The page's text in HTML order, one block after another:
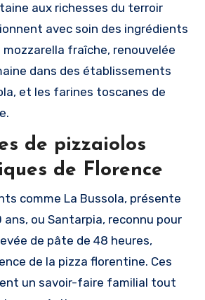
aux richesses du terroir
avec soin des ingrédients
mozzarella fraîche, renouvelée
dans des établissements
et les farines toscanes de
de pizzaiolos
de Florence
comme La Bussola, présente
ans, ou Santarpia, reconnu pour
de pâte de 48 heures,
de la pizza florentine. Ces
un savoir-faire familial tout